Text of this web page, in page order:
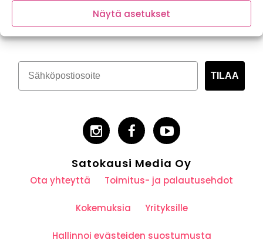
Näytä asetukset
Tilaa kasvispitoinen uutiskirje
TILAA
Satokausi Media Oy
Ota yhteyttä Toimitus- ja palautusehdot
Kokemuksia Yrityksille
Hallinnoi evästeiden suostumusta